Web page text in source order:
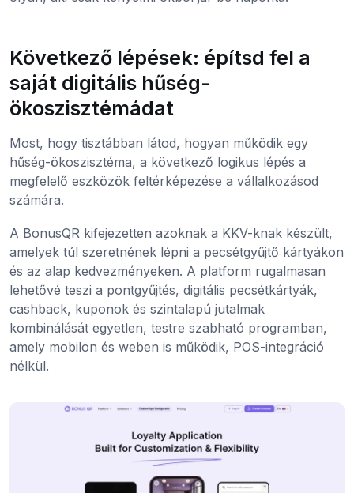
Következő lépések: építsd fel a
saját digitális hűség-
ökoszisztémádat
Most, hogy tisztábban látod, hogyan működik egy
hűség-ökoszisztéma, a következő logikus lépés a
megfelelő eszközök feltérképezése a vállalkozásod
számára.
A BonusQR kifejezetten azoknak a KKV-knak készült,
amelyek túl szeretnének lépni a pecsétgyűjtő kártyákon
és az alap kedvezményeken. A platform rugalmasan
lehetővé teszi a pontgyűjtés, digitális pecsétkártyák,
cashback, kuponok és szintalapú jutalmak
kombinálását egyetlen, testre szabható programban,
amely mobilon és weben is működik, POS-integráció
nélkül.